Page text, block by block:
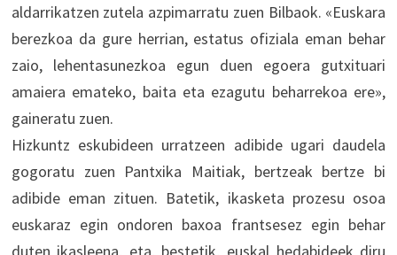
aldarrikatzen zutela azpimarratu zuen Bilbaok. «Euskara
berezkoa da gure herrian, estatus ofiziala eman behar
zaio, lehentasunezkoa egun duen egoera gutxituari
amaiera emateko, baita eta ezagutu beharrekoa ere»,
gaineratu zuen.
Hizkuntz eskubideen urratzeen adibide ugari daudela
gogoratu zuen Pantxika Maitiak, bertzeak bertze bi
adibide eman zituen. Batetik, ikasketa prozesu osoa
euskaraz egin ondoren baxoa frantsesez egin behar
duten ikasleena, eta, bestetik, euskal hedabideek diru